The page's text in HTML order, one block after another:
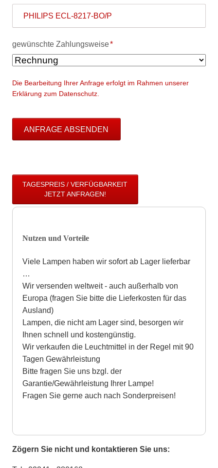
Pflichtfeld
gewünschte Zahlungsweise*
Die Bearbeitung Ihrer Anfrage erfolgt im Rahmen unserer
Erklärung zum Datenschutz.
ANFRAGE ABSENDEN
TAGESPREIS / VERFÜGBARKEIT
JETZT ANFRAGEN!
Nutzen und Vorteile
Viele Lampen haben wir sofort ab Lager lieferbar
…
Wir versenden weltweit - auch außerhalb von
Europa (fragen Sie bitte die Lieferkosten für das
Ausland)
Lampen, die nicht am Lager sind, besorgen wir
Ihnen schnell und kostengünstig.
Wir verkaufen die Leuchtmittel in der Regel mit 90
Tagen Gewährleistung
Bitte fragen Sie uns bzgl. der
Garantie/Gewährleistung Ihrer Lampe!
Fragen Sie gerne auch nach Sonderpreisen!
Zögern Sie nicht und kontaktieren Sie uns: